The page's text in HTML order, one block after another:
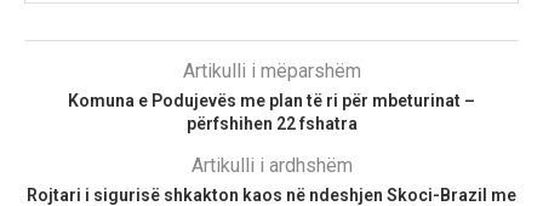
Artikulli i mëparshëm
Komuna e Podujevës me plan të ri për mbeturinat –
përfshihen 22 fshatra
Artikulli i ardhshëm
Rojtari i sigurisë shkakton kaos në ndeshjen Skoci-Brazil me